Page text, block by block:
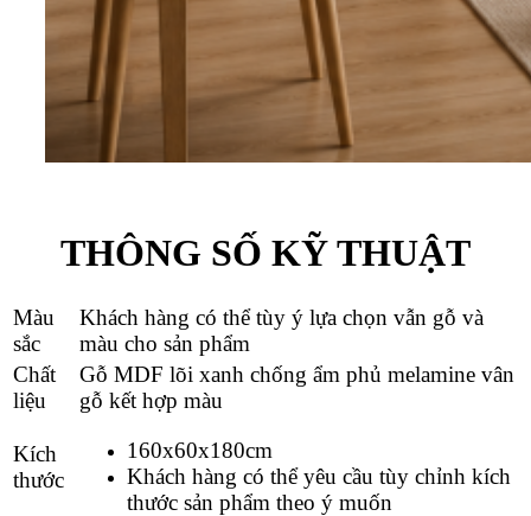
THÔNG SỐ KỸ THUẬT
Màu
sắc
Khách hàng có thể tùy ý lựa chọn vẫn gỗ và
màu cho sản phẩm
Chất
liệu
Gỗ MDF lõi xanh chống ẩm phủ melamine vân
gỗ kết hợp màu
Kích
thước
160x60x180cm
Khách hàng có thể yêu cầu tùy chỉnh kích
thước sản phẩm theo ý muốn